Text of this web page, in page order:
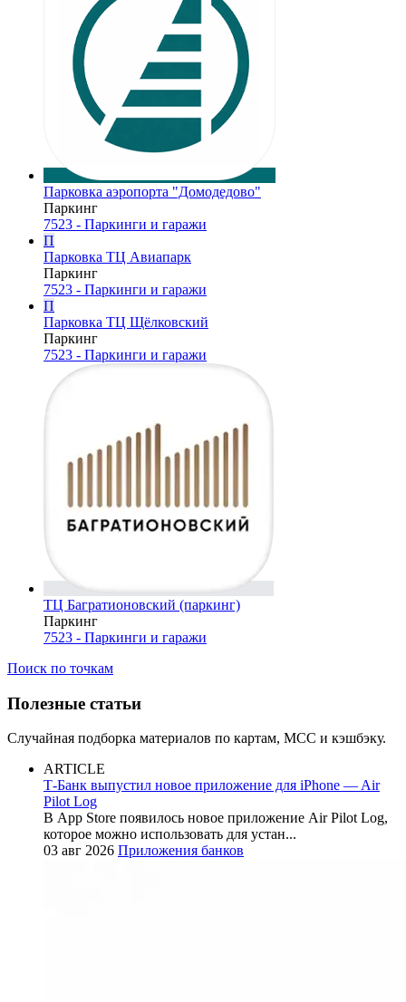
Парковка аэропорта "Домодедово"
Паркинг
7523 - Паркинги и гаражи
П
Парковка ТЦ Авиапарк
Паркинг
7523 - Паркинги и гаражи
П
Парковка ТЦ Щёлковский
Паркинг
7523 - Паркинги и гаражи
ТЦ Багратионовский (паркинг)
Паркинг
7523 - Паркинги и гаражи
Поиск по точкам
Полезные статьи
Случайная подборка материалов по картам, MCC и кэшбэку.
ARTICLE
Т-Банк выпустил новое приложение для iPhone — Air
Pilot Log
В App Store появилось новое приложение Air Pilot Log,
которое можно использовать для устан...
03 авг 2026 Приложения банков